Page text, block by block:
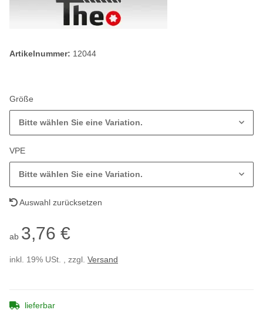
Artikelnummer: 12044
Größe
Bitte wählen Sie eine Variation.
VPE
Bitte wählen Sie eine Variation.
Auswahl zurücksetzen
ab 3,76 €
inkl. 19% USt. , zzgl. Versand
lieferbar